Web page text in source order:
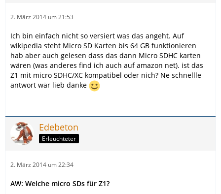
2. März 2014 um 21:53
Ich bin einfach nicht so versiert was das angeht. Auf
wikipedia steht Micro SD Karten bis 64 GB funktionieren
hab aber auch gelesen dass das dann Micro SDHC karten
wären (was anderes find ich auch auf amazon net). ist das
Z1 mit micro SDHC/XC kompatibel oder nich? Ne schnellle
antwort wär lieb danke
Edebeton
Erleuchteter
2. März 2014 um 22:34
AW: Welche micro SDs für Z1?